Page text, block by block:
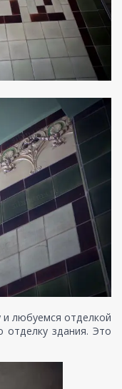
любуемся отделкой
здания. Это